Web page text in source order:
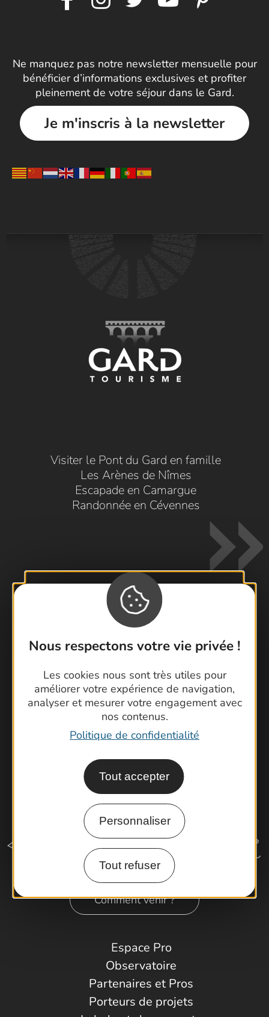
Nous respectons votre vie privée !
Les cookies nous sont très utiles pour
améliorer votre expérience de navigation,
analyser et mesurer votre engagement avec
nos contenus.
Politique de confidentialité
Tout accepter
Personnaliser
Tout refuser
Ne manquez pas notre newsletter mensuelle pour
bénéficier d’informations exclusives et profiter
pleinement de votre séjour dans le Gard.
Je m'inscris à la newsletter
Visiter le Pont du Gard en famille
Les Arènes de Nîmes
Escapade en Camargue
Randonnée en Cévennes
Contactez-nous !
Foire aux questions
Cartoguides et Topoguides
Latitude Gard
Comment venir ?
Espace Pro
Observatoire
Partenaires et Pros
Porteurs de projets